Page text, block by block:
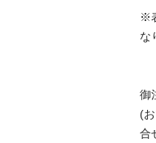
※
な
御
(